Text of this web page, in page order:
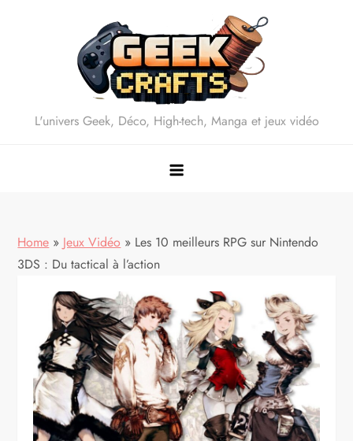
L'univers Geek, Déco, High-tech, Manga et jeux vidéo
Home » Jeux Vidéo » Les 10 meilleurs RPG sur Nintendo
3DS : Du tactical à l’action